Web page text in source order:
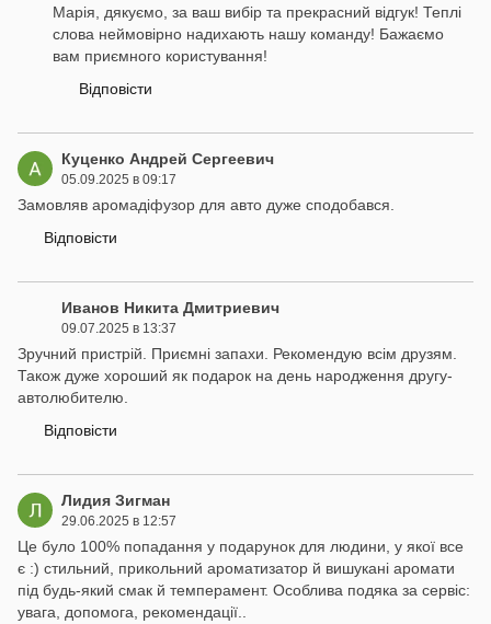
Марія, дякуємо, за ваш вибір та прекрасний відгук! Теплі
слова неймовірно надихають нашу команду! Бажаємо
вам приємного користування!
Відповісти
Куценко Андрей Сергеевич
05.09.2025 в 09:17
Замовляв аромадіфузор для авто дуже сподобався.
Відповісти
Иванов Никита Дмитриевич
09.07.2025 в 13:37
Зручний пристрій. Приємні запахи. Рекомендую всім друзям.
Також дуже хороший як подарок на день народження другу-
автолюбителю.
Відповісти
Лидия Зигман
29.06.2025 в 12:57
Це було 100% попадання у подарунок для людини, у якої все
є :) стильний, прикольний ароматизатор й вишукані аромати
під будь-який смак й темперамент. Особлива подяка за сервіс:
увага, допомога, рекомендації..